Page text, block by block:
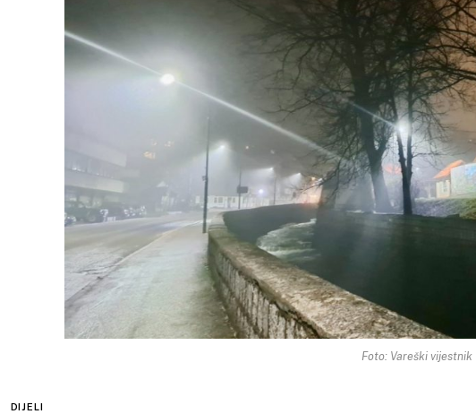
Foto: Vareški vijestnik
DIJELI